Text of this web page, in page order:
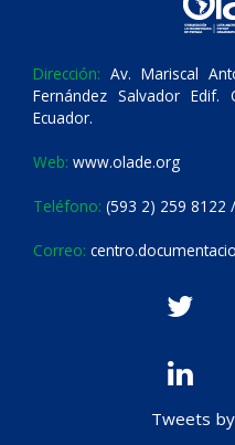
Dirección: Av. Mariscal
Fernández Salvador
Ecuador.
Web: www.olade.org
Teléfono: (593 2) 259 8122
Correo:
Tweets